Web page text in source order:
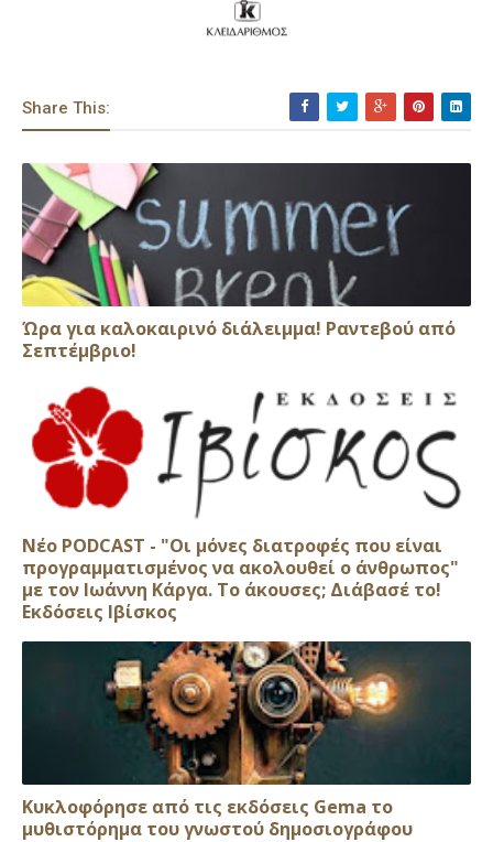
Share This:
Ώρα για καλοκαιρινό διάλειμμα! Ραντεβού από
Σεπτέμβριο!
Νέο PODCAST - "Οι μόνες διατροφές που είναι
προγραμματισμένος να ακολουθεί ο άνθρωπος"
με τον Ιωάννη Κάργα. Το άκουσες; Διάβασέ το!
Εκδόσεις Ιβίσκος
Κυκλοφόρησε από τις εκδόσεις Gema το
μυθιστόρημα του γνωστού δημοσιογράφου